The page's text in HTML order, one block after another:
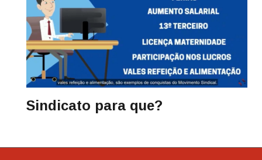
Sindicato para que?